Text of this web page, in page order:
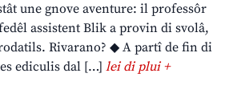
une gnove aventure: il professôr
assistent Blik a provin di svolâ,
Rivarano? ◆ A partî de fin di
ediculis dal […] lei di plui +